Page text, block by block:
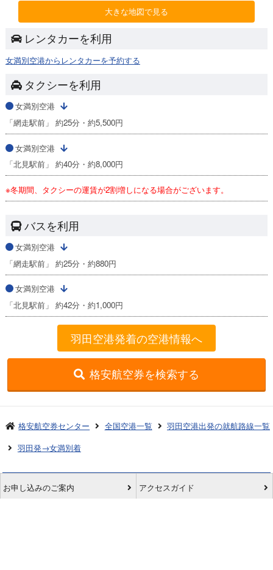
大きな地図で見る
レンタカーを利用
女満別空港からレンタカーを予約する
タクシーを利用
女満別空港
「網走駅前」 約25分・約5,500円
女満別空港
「北見駅前」 約40分・約8,000円
※冬期間、タクシーの運賃が2割増しになる場合がございます。
バスを利用
女満別空港
「網走駅前」 約25分・約880円
女満別空港
「北見駅前」 約42分・約1,000円
羽田空港発着の空港情報へ
格安航空券を検索する
格安航空券センター 全国空港一覧
羽田空港出発の就航路線一覧
羽田発→女満別着
お申し込みのご案内 アクセスガイド